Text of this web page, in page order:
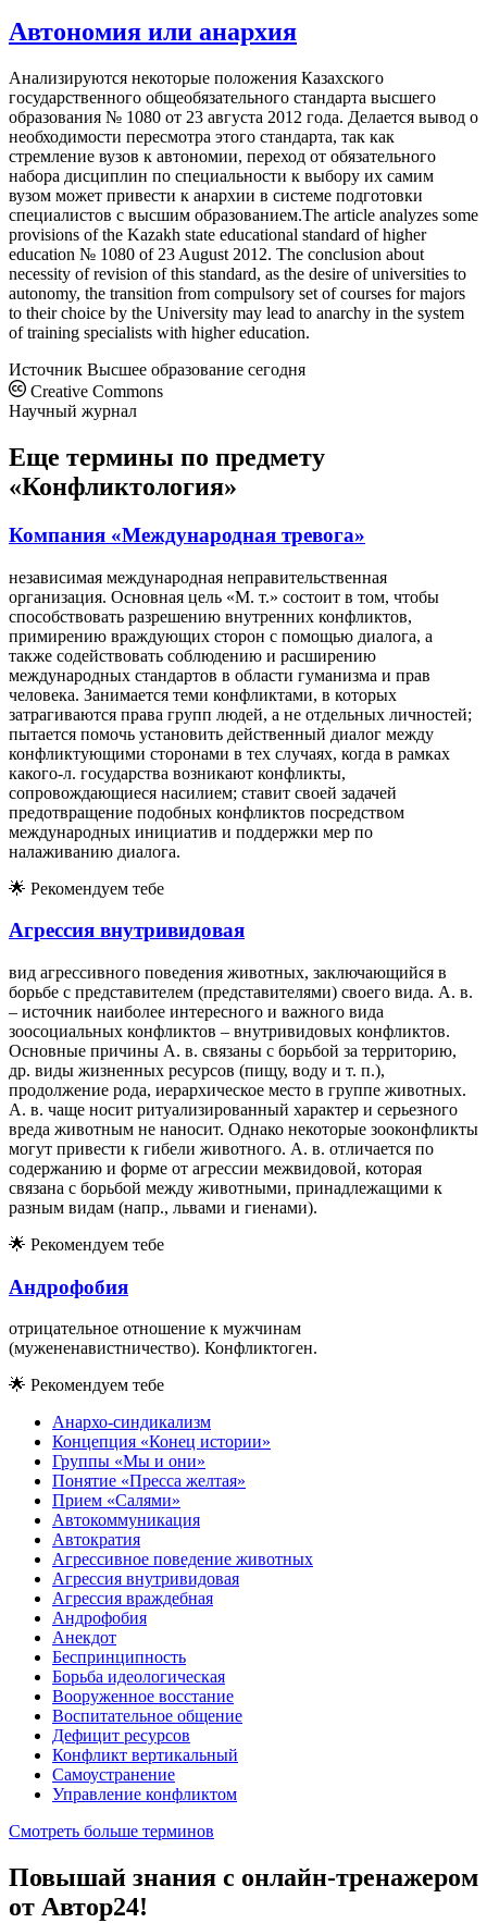
Автономия или анархия
Анализируются некоторые положения Казахского
государственного общеобязательного стандарта высшего
образования № 1080 от 23 августа 2012 года. Делается вывод о
необходимости пересмотра этого стандарта, так как
стремление вузов к автономии, переход от обязательного
набора дисциплин по специальности к выбору их самим
вузом может привести к анархии в системе подготовки
специалистов с высшим образованием.The article analyzes some
provisions of the Kazakh state educational standard of higher
education № 1080 of 23 August 2012. The conclusion about
necessity of revision of this standard, as the desire of universities to
autonomy, the transition from compulsory set of courses for majors
to their choice by the University may lead to anarchy in the system
of training specialists with higher education.
Источник Высшее образование сегодня
Creative Commons
Научный журнал
Еще термины по предмету
«Конфликтология»
Компания «Международная тревога»
независимая международная неправительственная
организация. Основная цель «М. т.» состоит в том, чтобы
способствовать разрешению внутренних конфликтов,
примирению враждующих сторон с помощью диалога, а
также содействовать соблюдению и расширению
международных стандартов в области гуманизма и прав
человека. Занимается теми конфликтами, в которых
затрагиваются права групп людей, а не отдельных личностей;
пытается помочь установить действенный диалог между
конфликтующими сторонами в тех случаях, когда в рамках
какого-л. государства возникают конфликты,
сопровождающиеся насилием; ставит своей задачей
предотвращение подобных конфликтов посредством
международных инициатив и поддержки мер по
налаживанию диалога.
🌟 Рекомендуем тебе
Агрессия внутривидовая
вид агрессивного поведения животных, заключающийся в
борьбе с представителем (представителями) своего вида. А. в.
– источник наиболее интересного и важного вида
зоосоциальных конфликтов – внутривидовых конфликтов.
Основные причины А. в. связаны с борьбой за территорию,
др. виды жизненных ресурсов (пищу, воду и т. п.),
продолжение рода, иерархическое место в группе животных.
А. в. чаще носит ритуализированный характер и серьезного
вреда животным не наносит. Однако некоторые зооконфликты
могут привести к гибели животного. А. в. отличается по
содержанию и форме от агрессии межвидовой, которая
связана с борьбой между животными, принадлежащими к
разным видам (напр., львами и гиенами).
🌟 Рекомендуем тебе
Андрофобия
отрицательное отношение к мужчинам
(мужененавистничество). Конфликтоген.
🌟 Рекомендуем тебе
Анархо-синдикализм
Концепция «Конец истории»
Группы «Мы и они»
Понятие «Пресса желтая»
Прием «Салями»
Автокоммуникация
Автократия
Агрессивное поведение животных
Агрессия внутривидовая
Агрессия враждебная
Андрофобия
Анекдот
Беспринципность
Борьба идеологическая
Вооруженное восстание
Воспитательное общение
Дефицит ресурсов
Конфликт вертикальный
Самоустранение
Управление конфликтом
Смотреть больше терминов
Повышай знания с онлайн-тренажером
от Автор24!